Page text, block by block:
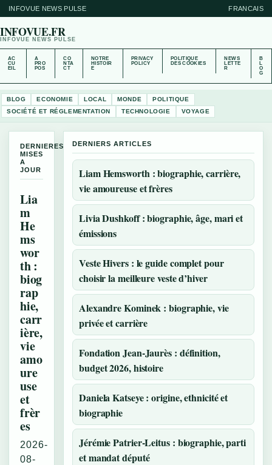
INFOVUE NEWS PULSE FRANCAIS
INFOVUE.FR
INFOVUE NEWS PULSE
AC
CU
EIL
A
PRO
POS
CO
NTA
CT
NOTRE
HISTOIR
E
PRIVACY
POLICY
POLITIQUE
DES COOKIES
NEWS
LETTE
R
B
L
O
G
BLOG ECONOMIE LOCAL MONDE
POLITIQUE
SOCIÉTÉ ET RÉGLEMENTATION
TECHNOLOGIE VOYAGE
DERNIERES
MISES
A
JOUR
Lia
m
He
ms
wor
th :
biog
rap
hie,
carr
ière,
vie
amo
ure
use
et
frèr
es
2026-
08-
DERNIERS ARTICLES
Liam Hemsworth : biographie, carrière,
vie amoureuse et frères
Livia Dushkoff : biographie, âge, mari et
émissions
Veste Hivers : le guide complet pour
choisir la meilleure veste d’hiver
Alexandre Kominek : biographie, vie
privée et carrière
Fondation Jean-Jaurès : définition,
budget 2026, histoire
Daniela Katseye : origine, ethnicité et
biographie
Jérémie Patrier-Leitus : biographie, parti
et mandat député